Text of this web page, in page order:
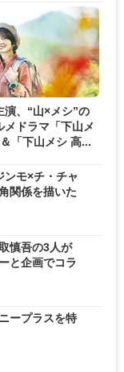
演、“山×メシ”の
メドラマ「下山メ
「下山メシ 高...
ンモ×チ・チャ
関係を描いた
慎吾の3人が
と企画でコラ
ープラスを特